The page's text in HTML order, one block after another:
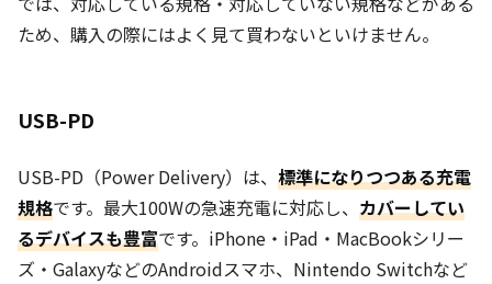
ため、購入の際にはよく見て買わないといけません。
USB-PD
USB-PD（Power Delivery）は、 標準になりつつある充電
規格です。最大100Wの急速充電に対応し、 カバーしてい
るデバイスも豊富です。iPhone・iPad・MacBookシリー
ズ・GalaxyなどのAndroidスマホ、Nintendo Switchなど